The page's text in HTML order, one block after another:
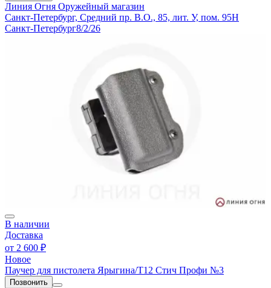
Линия Огня Оружейный магазин
Санкт-Петербург, Средний пр. В.О., 85, лит. У, пом. 95Н
Санкт-Петербург8/2/26
В наличии
Доставка
от 2 600 ₽
Новое
Паучер для пистолета Ярыгина/T12 Стич Профи №3
Позвонить